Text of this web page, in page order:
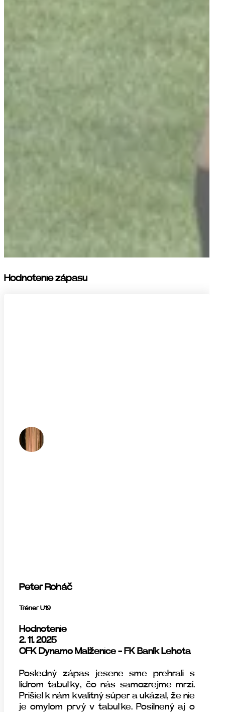
Hodnotenie zápasu
Peter Roháč
Tréner U19
Hodnotenie
2. 11. 2025
OFK Dynamo Malženice - FK Baník Lehota
Posledný zápas jesene sme prehrali s
lídrom tabuľky, čo nás samozrejme mrzí.
Prišiel k nám kvalitný súper a ukázal, že nie
je omylom prvý v tabuľke. Posilnený aj o